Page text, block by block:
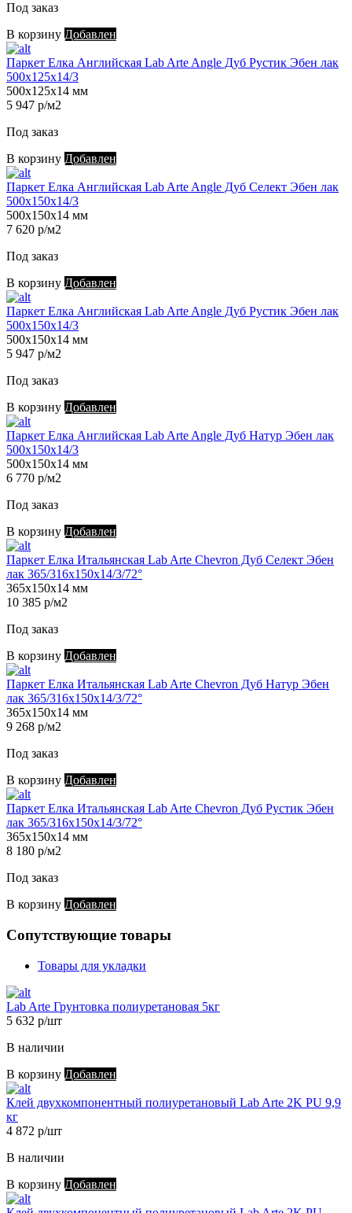
Под заказ
В корзину Добавлен
Паркет Елка Английская Lab Arte Angle Дуб Рустик Эбен лак
500х125х14/3
500х125х14 мм
5 947 р/м2
Под заказ
В корзину Добавлен
Паркет Елка Английская Lab Arte Angle Дуб Селект Эбен лак
500х150х14/3
500х150х14 мм
7 620 р/м2
Под заказ
В корзину Добавлен
Паркет Елка Английская Lab Arte Angle Дуб Рустик Эбен лак
500х150х14/3
500х150х14 мм
5 947 р/м2
Под заказ
В корзину Добавлен
Паркет Елка Английская Lab Arte Angle Дуб Натур Эбен лак
500х150х14/3
500х150х14 мм
6 770 р/м2
Под заказ
В корзину Добавлен
Паркет Елка Итальянская Lab Arte Chevron Дуб Селект Эбен
лак 365/316х150х14/3/72°
365х150х14 мм
10 385 р/м2
Под заказ
В корзину Добавлен
Паркет Елка Итальянская Lab Arte Chevron Дуб Натур Эбен
лак 365/316х150х14/3/72°
365х150х14 мм
9 268 р/м2
Под заказ
В корзину Добавлен
Паркет Елка Итальянская Lab Arte Chevron Дуб Рустик Эбен
лак 365/316х150х14/3/72°
365х150х14 мм
8 180 р/м2
Под заказ
В корзину Добавлен
Сопутствующие товары
Товары для укладки
Lab Arte Грунтовка полиуретановая 5кг
5 632 р/шт
В наличии
В корзину Добавлен
Клей двухкомпонентный полиуретановый Lab Arte 2K PU 9,9
кг
4 872 р/шт
В наличии
В корзину Добавлен